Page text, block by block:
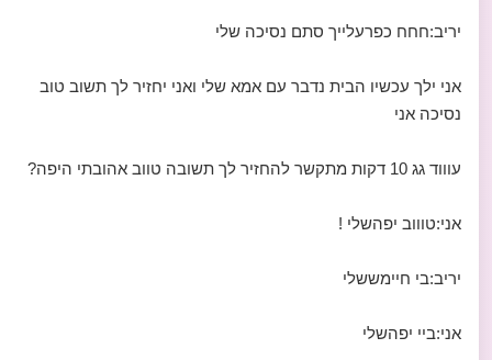
יריב:חחח כפרעלייך סתם נסיכה שלי
אני ילך עכשיו הבית נדבר עם אמא שלי ואני יחזיר לך תשוב טוב
נסיכה אני
עוווד גג 10 דקות מתקשר להחזיר לך תשובה טווב אהובתי היפה?
אני:טוווב יפהשלי !
יריב:בי חיימששלי
אני:ביי יפהשלי